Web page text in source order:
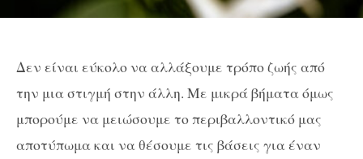
Δεν είναι εύκολο να αλλάξουμε τρόπο ζωής από
την μια στιγμή στην άλλη. Με μικρά βήματα όμως
μπορούμε να μειώσουμε το περιβαλλοντικό μας
αποτύπωμα και να θέσουμε τις βάσεις για έναν